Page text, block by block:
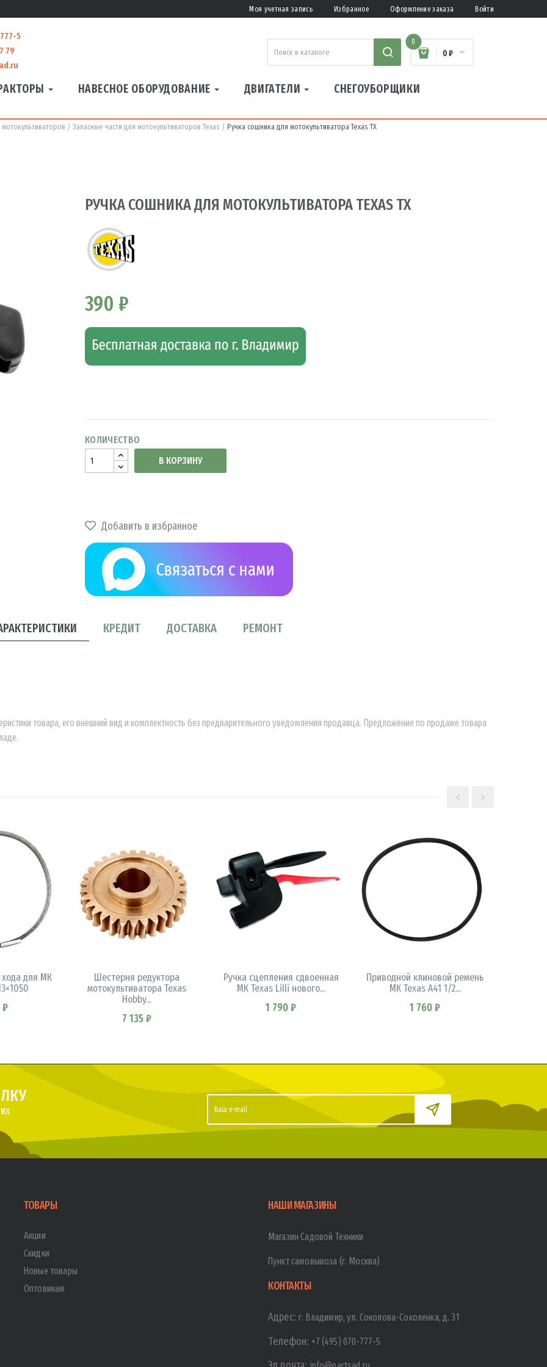
Моя учетная запись Избранное Оформление заказа Войти
5
79
0
0 ₽
НАВЕСНОЕ ОБОРУДОВАНИЕ ДВИГАТЕЛИ СНЕГОУБОРЩИКИ
Запасные части для мотокультиваторов Texas Ручка сошника для мотокультиватора Texas TX
РУЧКА СОШНИКА ДЛЯ МОТОКУЛЬТИВАТОРА TEXAS TX
390 ₽
КОЛИЧЕСТВО
В КОРЗИНУ
Добавить в избранное
КРЕДИТ ДОСТАВКА РЕМОНТ
товара, его внешний вид и комплектность без предварительного уведомления продавца. Предложение по продаже товара
для МК
₽
Шестерня редуктора
мотокультиватора Texas
Hobby...
7 135 ₽
Ручка сцепления сдвоенная
МК Texas Lilli нового...
1 790 ₽
Приводной клиновой ремень
МК Texas A41 1/2...
1 760 ₽
В КОРЗИНУ
ТОВАРЫ
Акции
Скидки
Новые товары
Оптовикам
НАШИ МАГАЗИНЫ
Магазин Садовой Техники
Пункт самовывоза (г. Москва)
КОНТАКТЫ
Адрес:г. Владимир, ул. Соколова-Соколенка, д. 31
Телефон: +7 (495) 070-777-5